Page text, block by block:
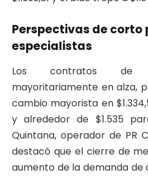
Perspectivas de corto
especialistas
Los contratos de
mayoritariamente en alza,
cambio mayorista en
y alrededor de $1.535
Quintana, operador de PR
destacó que el cierre de
aumento de la demanda de